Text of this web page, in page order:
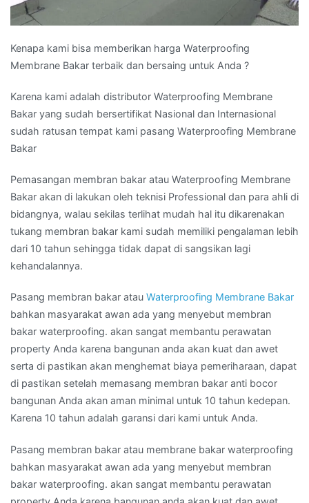
Kenapa kami bisa memberikan harga Waterproofing
Membrane Bakar terbaik dan bersaing untuk Anda ?
Karena kami adalah distributor Waterproofing Membrane
Bakar yang sudah bersertifikat Nasional dan Internasional
sudah ratusan tempat kami pasang Waterproofing Membrane
Bakar
Pemasangan membran bakar atau Waterproofing Membrane
Bakar akan di lakukan oleh teknisi Professional dan para ahli di
bidangnya, walau sekilas terlihat mudah hal itu dikarenakan
tukang membran bakar kami sudah memiliki pengalaman lebih
dari 10 tahun sehingga tidak dapat di sangsikan lagi
kehandalannya.
Pasang membran bakar atau Waterproofing Membrane Bakar
bahkan masyarakat awan ada yang menyebut membran
bakar waterproofing. akan sangat membantu perawatan
property Anda karena bangunan anda akan kuat dan awet
serta di pastikan akan menghemat biaya pemeriharaan, dapat
di pastikan setelah memasang membran bakar anti bocor
bangunan Anda akan aman minimal untuk 10 tahun kedepan.
Karena 10 tahun adalah garansi dari kami untuk Anda.
Pasang membran bakar atau membrane bakar waterproofing
bahkan masyarakat awan ada yang menyebut membran
bakar waterproofing. akan sangat membantu perawatan